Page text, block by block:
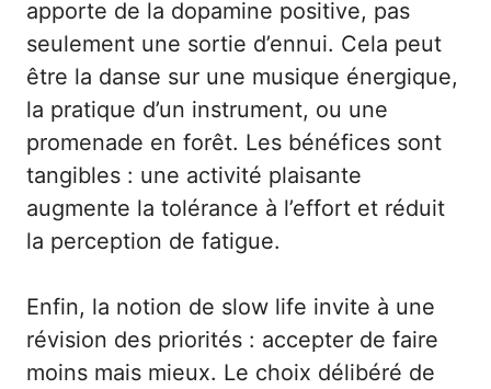
apporte de la dopamine positive, pas
seulement une sortie d’ennui. Cela peut
être la danse sur une musique énergique,
la pratique d’un instrument, ou une
promenade en forêt. Les bénéfices sont
tangibles : une activité plaisante
augmente la tolérance à l’effort et réduit
la perception de fatigue.
Enfin, la notion de slow life invite à une
révision des priorités : accepter de faire
moins mais mieux. Le choix délibéré de